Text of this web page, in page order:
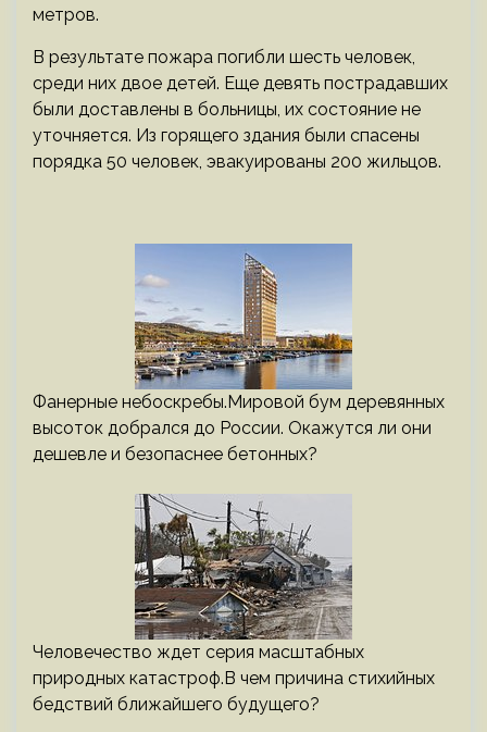
метров.
В результате пожара погибли шесть человек,
среди них двое детей. Еще девять пострадавших
были доставлены в больницы, их состояние не
уточняется. Из горящего здания были спасены
порядка 50 человек, эвакуированы 200 жильцов.
Фанерные небоскребы.Мировой бум деревянных
высоток добрался до России. Окажутся ли они
дешевле и безопаснее бетонных?
Человечество ждет серия масштабных
природных катастроф.В чем причина стихийных
бедствий ближайшего будущего?